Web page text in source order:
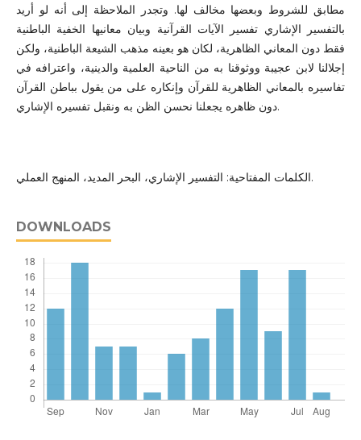
مطابق للشروط وبعضها مخالف لها. وتجدر الملاحظة إلى أنه لو أريد
بالتفسير الإشاري تفسير الآيات القرآنية وبيان معانيها الخفية الباطنية
فقط دون المعاني الظاهرية، لكان هو بعينه مذهب الشيعة الباطنية، ولكن
إجلالنا لابن عجيبة ووثوقنا به من الناحية العلمية والدينية، واعترافه في
تفاسيره بالمعاني الظاهرية للقرآن وإنكاره على من يقول بباطن القرآن
دون ظاهره يجعلنا نحسن الظن به ونقبل تفسيره الإشاري.
الكلمات المفتاحية: التفسير الإشاري، البحر المديد، المنهج العملي.
DOWNLOADS